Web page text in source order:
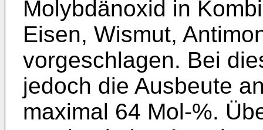
Molybdänoxid in
Eisen, Wismut,
vorgeschlagen. Bei
jedoch die Ausbeute
maximal 64 Mol-%.